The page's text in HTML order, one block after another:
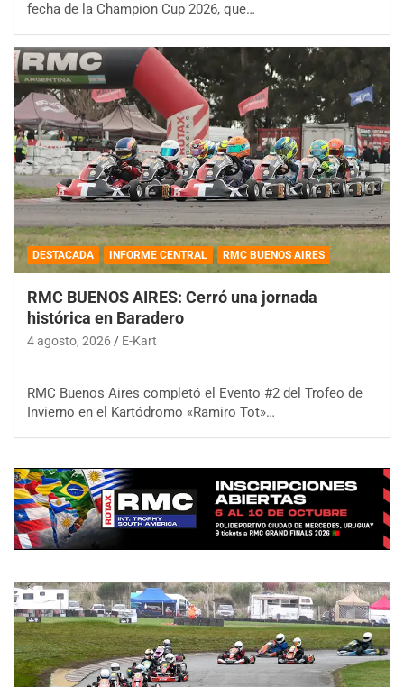
fecha de la Champion Cup 2026, que…
DESTACADA INFORME CENTRAL RMC BUENOS AIRES
RMC BUENOS AIRES: Cerró una jornada
histórica en Baradero
4 agosto, 2026 E-Kart
RMC Buenos Aires completó el Evento #2 del Trofeo de
Invierno en el Kartódromo «Ramiro Tot»…